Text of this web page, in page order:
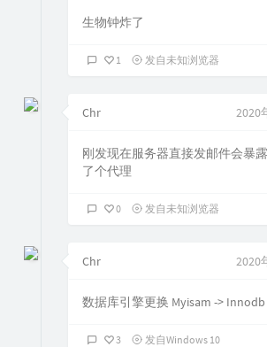
生物钟炸了
1 发自未知浏览器
Chr 2020
刚发现在服务器直接发邮件会暴
了个代理
0 发自未知浏览器
Chr 2020
数据库引擎更换 Myisam -> Innodb
3 发自Windows 10